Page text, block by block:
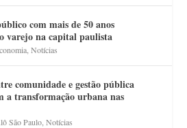
com mais de 50 anos
varejo na capital paulista
,Notícias
comunidade e gestão pública
a transformação urbana nas
São Paulo ,Notícias